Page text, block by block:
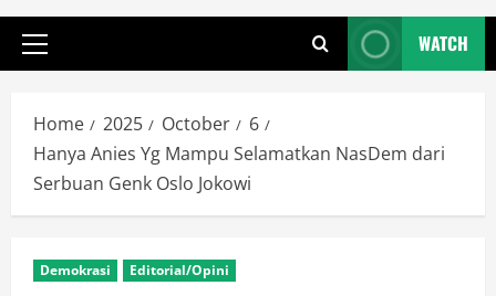
Primary
WATCH
Home 2025 October
6
Hanya Anies Yg Mampu Selamatkan NasDem dari
Serbuan Genk Oslo Jokowi
Demokrasi Editorial/Opini